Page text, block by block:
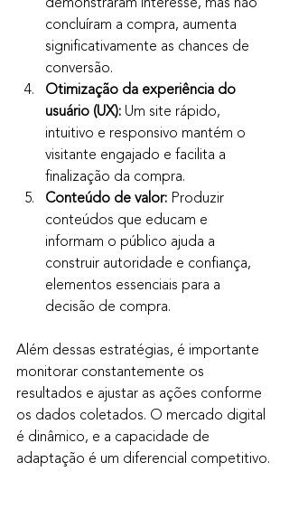
concluíram a compra, aumenta
significativamente as chances de
conversão.
Otimização da experiência do
usuário (UX): Um site rápido,
intuitivo e responsivo mantém o
visitante engajado e facilita a
finalização da compra.
Conteúdo de valor: Produzir
conteúdos que educam e
informam o público ajuda a
construir autoridade e confiança,
elementos essenciais para a
decisão de compra.
Além dessas estratégias, é importante
monitorar constantemente os
resultados e ajustar as ações conforme
os dados coletados. O mercado digital
é dinâmico, e a capacidade de
adaptação é um diferencial competitivo.